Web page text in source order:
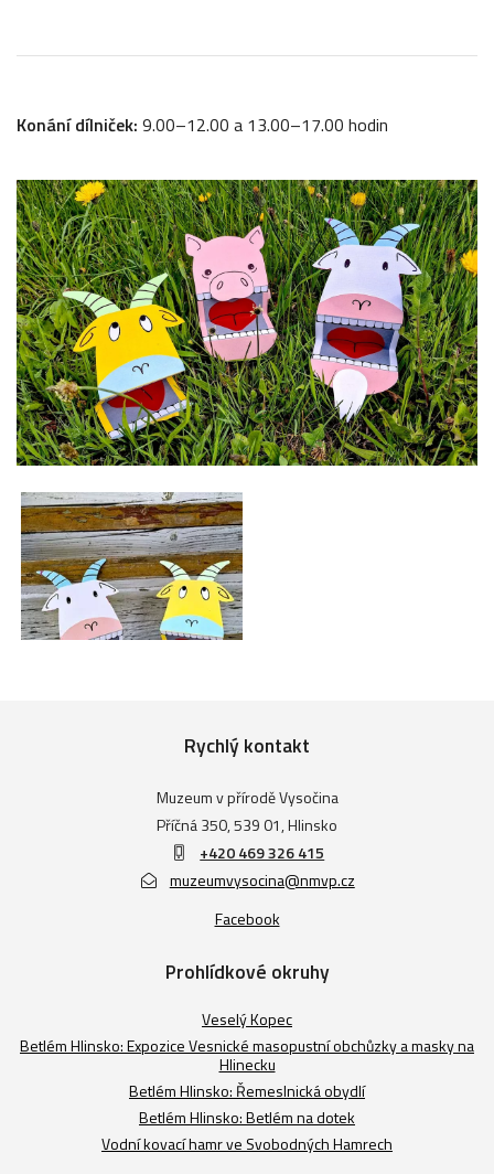
Konání dílniček: 9.00–12.00 a 13.00–17.00 hodin
Rychlý kontakt
Muzeum v přírodě Vysočina
Příčná 350, 539 01, Hlinsko
+420 469 326 415
muzeumvysocina@nmvp.cz
Facebook
Prohlídkové okruhy
Veselý Kopec
Betlém Hlinsko: Expozice Vesnické masopustní obchůzky a masky na
Hlinecku
Betlém Hlinsko: Řemeslnická obydlí
Betlém Hlinsko: Betlém na dotek
Vodní kovací hamr ve Svobodných Hamrech